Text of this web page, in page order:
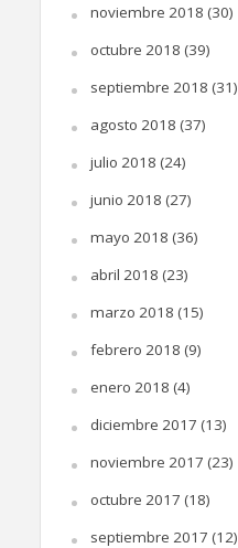
noviembre 2018 (30)
octubre 2018 (39)
septiembre 2018 (31)
agosto 2018 (37)
julio 2018 (24)
junio 2018 (27)
mayo 2018 (36)
abril 2018 (23)
marzo 2018 (15)
febrero 2018 (9)
enero 2018 (4)
diciembre 2017 (13)
noviembre 2017 (23)
octubre 2017 (18)
septiembre 2017 (12)